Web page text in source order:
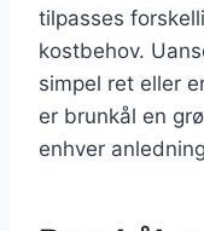
tilpasses
kostbehov.
simpel ret eller
er brunkål en
enhver